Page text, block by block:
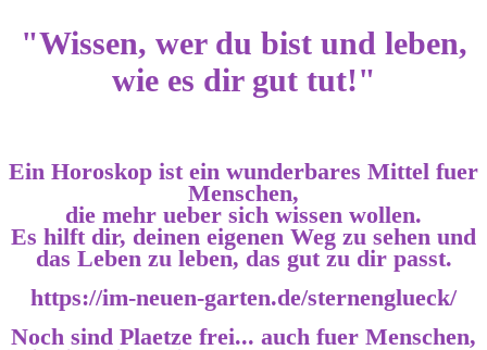
"Wissen, wer du bist und leben,
wie es dir gut tut!"
Ein Horoskop ist ein wunderbares Mittel fuer
Menschen,
die mehr ueber sich wissen wollen.
Es hilft dir, deinen eigenen Weg zu sehen und
das Leben zu leben, das gut zu dir passt.
https://im-neuen-garten.de/sternenglueck/
Noch sind Plaetze frei... auch fuer Menschen,